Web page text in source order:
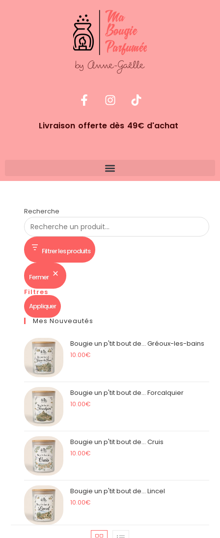
Livraison offerte dès 49€ d'achat
Recherche
Filtrer les produits
Fermer
Filtres
Appliquer
Mes Nouveautés
Bougie un p'tit bout de... Gréoux-les-bains
10.00€
Bougie un p'tit bout de... Forcalquier
10.00€
Bougie un p'tit bout de... Cruis
10.00€
Bougie un p'tit bout de... Lincel
10.00€